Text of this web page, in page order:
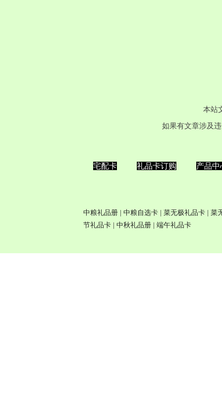
本站
如果有文章涉及
宅配卡 礼品卡订购 产品中
中粮礼品册 | 中粮自选卡 | 菜无极礼品卡 | 菜
节礼品卡 | 中秋礼品册 | 端午礼品卡